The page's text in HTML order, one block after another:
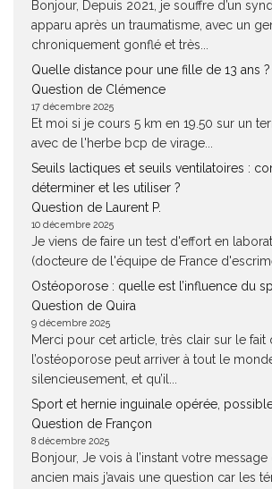
Bonjour, Depuis 2021, je souffre d’un
apparu après un traumatisme, avec un
chroniquement gonflé et très...
Quelle distance pour une fille de 13 ans ?
Question de Clémence
17 décembre 2025
Et moi si je cours 5 km en 19.50 sur un
avec de l'herbe bcp de virage...
Seuils lactiques et seuils ventilatoires :
déterminer et les utiliser ?
Question de Laurent P.
10 décembre 2025
Je viens de faire un test d'effort en
(docteure de l'équipe de France
Ostéoporose : quelle est l’influence du
Question de Quira
9 décembre 2025
Merci pour cet article, très clair sur le fait
l’ostéoporose peut arriver à tout le
silencieusement, et qu’il...
Sport et hernie inguinale opérée,
Question de Françon
8 décembre 2025
Bonjour, Je vois à l’instant votre
ancien mais j’avais une question car les